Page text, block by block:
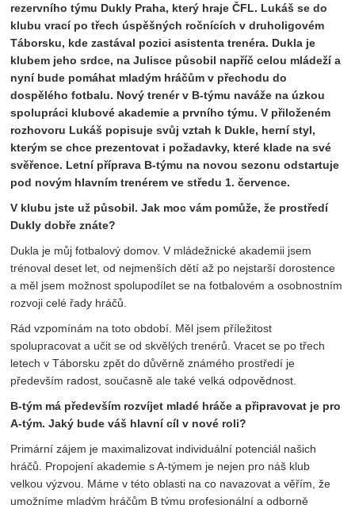
rezervního týmu Dukly Praha, který hraje ČFL. Lukáš se do
klubu vrací po třech úspěšných ročnících v druholigovém
Táborsku, kde zastával pozici asistenta trenéra. Dukla je
klubem jeho srdce, na Julisce působil napříč celou mládeží a
nyní bude pomáhat mladým hráčům v přechodu do
dospělého fotbalu. Nový trenér v B-týmu naváže na úzkou
spolupráci klubové akademie a prvního týmu. V přiloženém
rozhovoru Lukáš popisuje svůj vztah k Dukle, herní styl,
kterým se chce prezentovat i požadavky, které klade na své
svěřence. Letní příprava B-týmu na novou sezonu odstartuje
pod novým hlavním trenérem ve středu 1. července.
V klubu jste už působil. Jak moc vám pomůže, že prostředí
Dukly dobře znáte?
Dukla je můj fotbalový domov. V mládežnické akademii jsem
trénoval deset let, od nejmenších dětí až po nejstarší dorostence
a měl jsem možnost spolupodílet se na fotbalovém a osobnostním
rozvoji celé řady hráčů.
Rád vzpomínám na toto období. Měl jsem příležitost
spolupracovat a učit se od skvělých trenérů. Vracet se po třech
letech v Táborsku zpět do důvěrně známého prostředí je
především radost, současně ale také velká odpovědnost.
B-tým má především rozvíjet mladé hráče a připravovat je pro
A-tým. Jaký bude váš hlavní cíl v nové roli?
Primární zájem je maximalizovat individuální potenciál našich
hráčů. Propojení akademie s A-týmem je nejen pro náš klub
velkou výzvou. Máme v této oblasti na co navazovat a věřím, že
umožníme mladým hráčům B týmu profesionální a odborně